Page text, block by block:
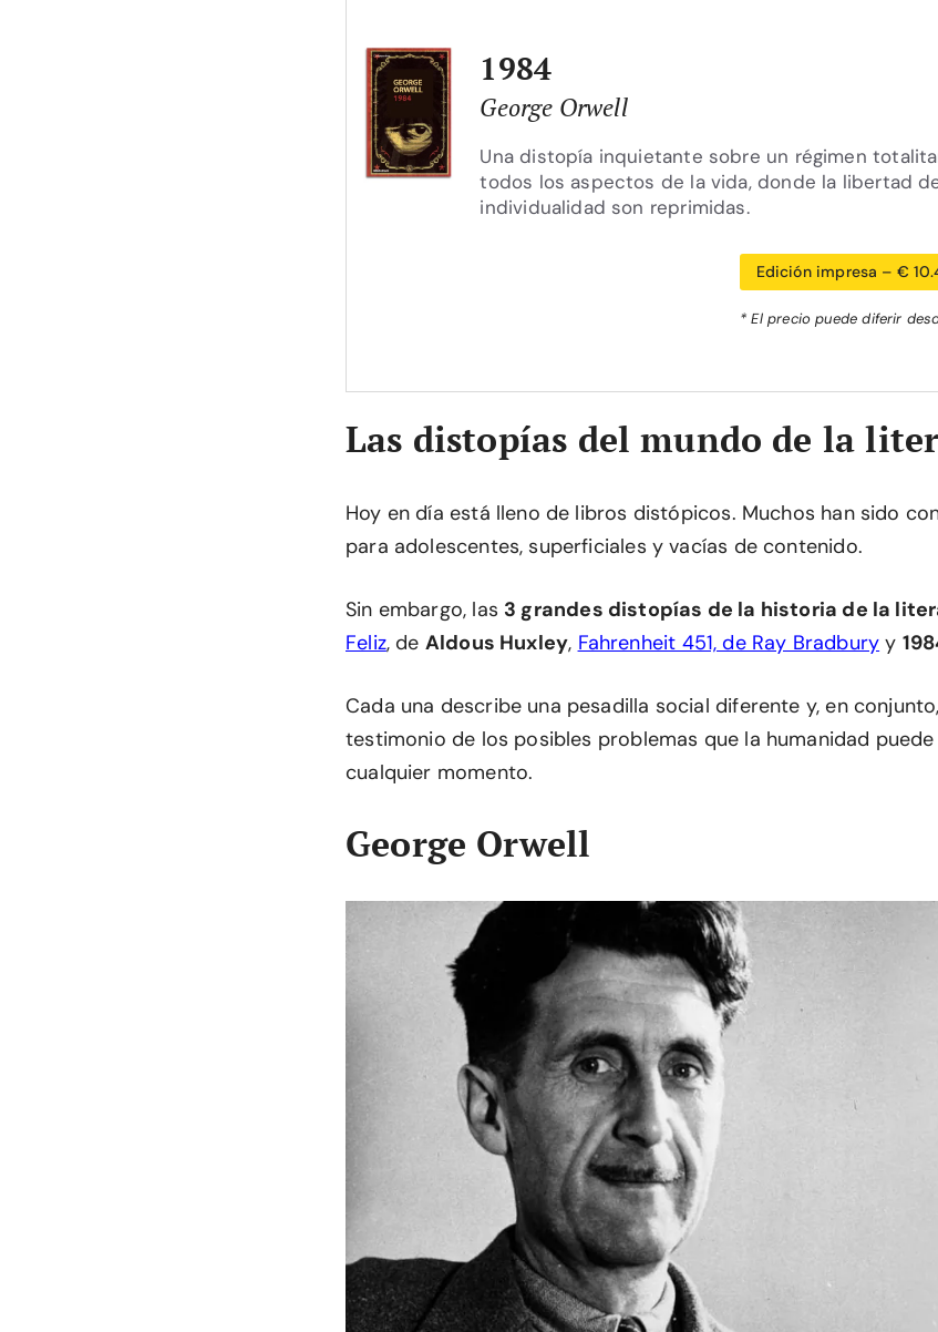
1984
George Orwell
Una distopía inquietante sobre un régimen
todos los aspectos de la vida, donde la libertad
individualidad son reprimidas.
Edición impresa – €
* El precio puede diferir
Las distopías del mundo de la
Hoy en día está lleno de libros distópicos. Muchos han sido
para adolescentes, superficiales y vacías de contenido.
Sin embargo, las 3 grandes distopías de la historia de la
Feliz, de Aldous Huxley, Fahrenheit 451, de Ray Bradbury y
Cada una describe una pesadilla social diferente y, en
testimonio de los posibles problemas que la humanidad
cualquier momento.
George Orwell